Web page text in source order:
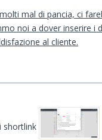
mal di pancia, ci
noi a dover inserire i
al cliente.
shortlink